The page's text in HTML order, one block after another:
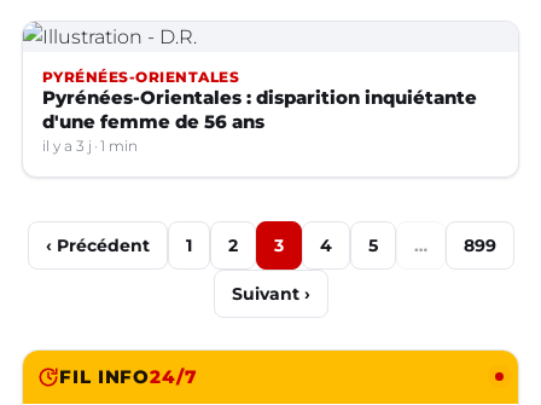
PYRÉNÉES-ORIENTALES
Pyrénées-Orientales : disparition inquiétante
d'une femme de 56 ans
il y a 3 j 1 min
‹ Précédent 1 2 3 4 5 … 899
Suivant ›
FIL INFO24/7